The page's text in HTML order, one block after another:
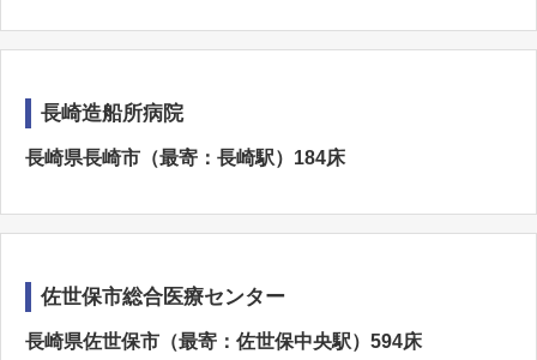
長崎造船所病院
長崎県長崎市（最寄：長崎駅）184床
佐世保市総合医療センター
長崎県佐世保市（最寄：佐世保中央駅）594床